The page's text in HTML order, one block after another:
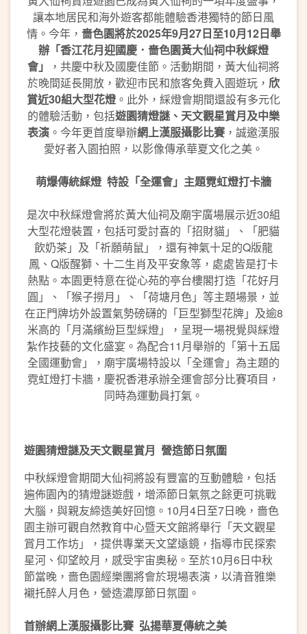
讓本地居民和海外遊客都能體驗香港獨特的節日風
情。今年， 嗇色園將於2025年9月27日至10月12日舉
辦「香江花月迎國慶．嗇色園黃大仙祠中秋綵燈
會」
，共慶中秋及國慶佳節。活動期間，黃大仙祠將
於晚間延長開放，歡迎市民和旅客免費入園遊玩， 欣
賞近30組大型花燈 。此外，綵燈會期間還設有多元化
的體驗活動，包括遊園猜燈謎、天文觀星賞月及中樂
表演 。今年更首度舉辦網上漢服攝影比賽 ，誠邀漢服
愛好者入園拍照，以影像傳承華夏文化之美。
萌爆傳統綵燈 特設「全運會」主題霓虹燈打卡牆
是次中秋綵燈會將於黃大仙祠及廟宇廣場展示近30組
大型花燈裝置，包括可愛討喜的「招財貓」、「肥貓
飲奶茶」及「祈願萌鼠」，還有神氣十足的Q版龍
鳳、Q版醒獅、十二生肖及平安象等，處處皆是打卡
熱點。本園更特意在從心苑的亭台樓閣打造「花好月
圓」、「猴子撈月」、「荷塘月色」等主題場景，並
在正門牌坊外設置氣勢磅礴的「巨型獅型花牌」及逾8
米高的「月滿繽紛巨型綵燈」，呈現一場視覺與綵燈
紮作技藝的文化盛宴。為配合11月舉辦的「第十五屆
全國運動會」，廟宇廣場特設以「全運會」為主題的
霓虹燈打卡牆，慶祝香港承辦全運會部分比賽項目，
同時為運動員打氣。
遊園猜燈謎及天文觀星賞月 營造節日氛圍
中秋綵燈會期間大仙祠將設有豐富的互動體驗，包括
遍佈園內的猜燈謎遊戲，增添節日氣氛之餘更可挑戰
大腦，與親友締造美好回憶。10月4日至7日晚，嗇色
園主辦可觀自然教育中心暨天文館將舉行「天文觀星
賞月工作坊」，提供專業天文望遠鏡，指導市民探索
星河、仰望皎月，感受宇宙奧秘。至於10月6日中秋
節當晚，嗇色園經樂團將會於現場表演，以清音雅樂
襯托醉人月色，營造濃厚節日氛圍。
首辦網上漢服攝影比賽 弘揚華夏傳統之美